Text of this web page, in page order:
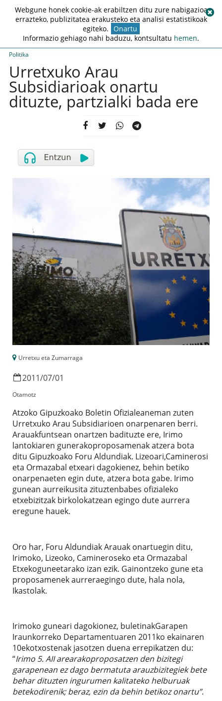
Politika
Urretxuko Arau
Subsidiarioak onartu
dituzte, partzialki bada ere
Urretxu eta Zumarraga
2011/07/01
Otamotz
Atzoko Gipuzkoako Boletin Ofizialeaneman zuten
Urretxuko Arau Subsidiarioen onarpenaren berri.
Arauakfuntsean onartzen badituzte ere, Irimo
lantokiaren gunerakoproposamenak atzera bota
ditu Gipuzkoako Foru Aldundiak. Lizeoari,Caminerosi
eta Ormazabal etxeari dagokienez, behin betiko
onarpenaeten egin dute, atzera bota gabe. Irimo
gunean aurreikusita zituztenbabes ofizialeko
etxebizitzak birkolokatzean egingo dute aurrera
eregune hauek.
Oro har, Foru Aldundiak Arauak onartuegin ditu,
Irimoko, Lizeoko, Camineroseko eta Ormazabal
Etxekoguneetarako izan ezik. Gainontzeko gune eta
proposamenek aurreraegingo dute, hala nola,
Ikastolak.
Irimoko guneari dagokionez, buletinakGarapen
Iraunkorreko Departamentuaren 2011ko ekainaren
10ekotxostenak jasotzen duena errepikatzen du:
“Irimo 5. AII arearakoproposatzen den bizitegi
garapenean ez dago bermatuta arauzbizitegiek bete
behar dituzten ingurumen kalitateko helburuak
betekodirenik; beraz, ezin da behin betikoz onartu”.
Webgune honek cookie-ak erabiltzen ditu zure nabigazioa
errazteko, publizitatea erakusteko eta analisi estatistikoak
egiteko. Onartu
Informazio gehiago nahi baduzu, kontsultatu hemen.